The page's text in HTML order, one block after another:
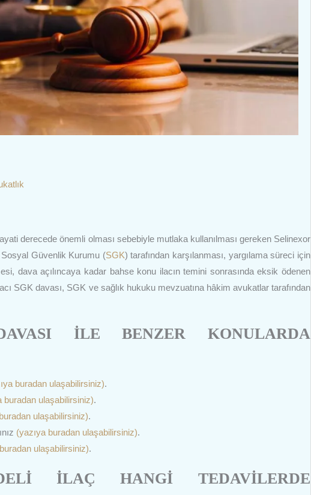
derecede önemli olması sebebiyle mutlaka kullanılması gereken Selinexor
Sosyal Güvenlik Kurumu (SGK) tarafından karşılanması, yargılama süreci için
dava açılıncaya kadar bahse konu ilacın temini sonrasında eksik ödenen
SGK davası, SGK ve sağlık hukuku mevzuatına hâkim avukatlar tarafından
İLE BENZER KONULARDA
buradan ulaşabilirsiniz).
buradan ulaşabilirsiniz).
ulaşabilirsiniz).
(yazıya buradan ulaşabilirsiniz).
ulaşabilirsiniz).
İLAÇ HANGİ TEDAVİLERDE